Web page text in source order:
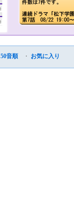
音順 ・ お気に入り